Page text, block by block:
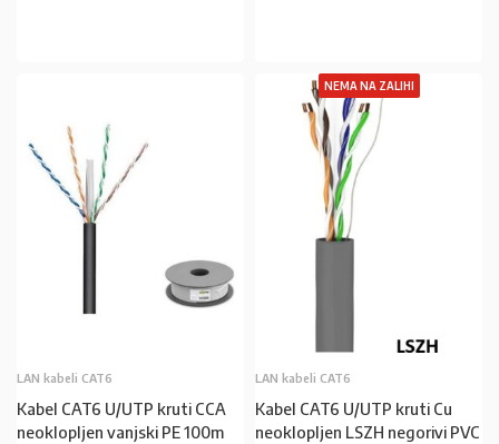
LAN kabeli CAT6
Kabel CAT6 U/UTP kruti CCA
neoklopljen vanjski PE 100m
NEMA NA ZALIHI
LAN kabeli CAT6
Kabel CAT6 U/UTP kruti Cu
neoklopljen LSZH negorivi PVC